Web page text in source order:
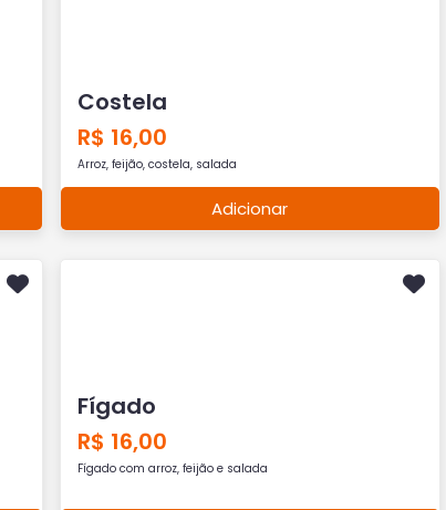
Costela
R$ 16,00
Arroz, feijão, costela, salada
Adicionar
Fígado
R$ 16,00
Fígado com arroz, feijão e salada